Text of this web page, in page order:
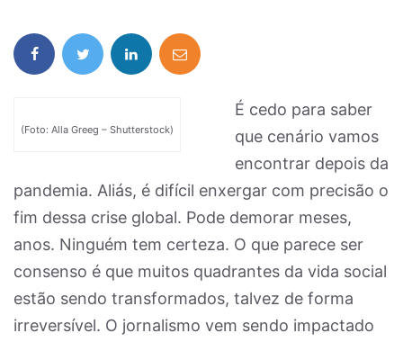
(Foto: Alla Greeg – Shutterstock)
É cedo para saber
que cenário vamos
encontrar depois da
pandemia. Aliás, é difícil enxergar com precisão o
fim dessa crise global. Pode demorar meses,
anos. Ninguém tem certeza. O que parece ser
consenso é que muitos quadrantes da vida social
estão sendo transformados, talvez de forma
irreversível. O jornalismo vem sendo impactado